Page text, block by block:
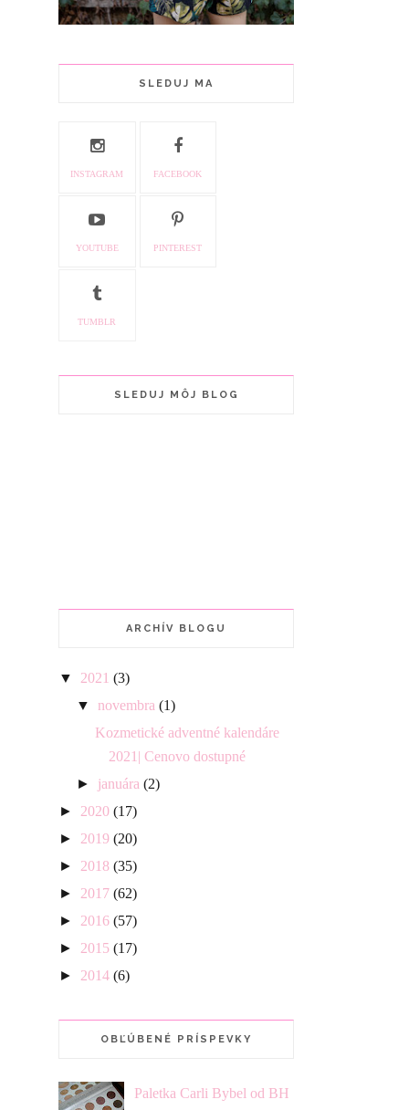
SLEDUJ MA
INSTAGRAM FACEBOOK
YOUTUBE PINTEREST
TUMBLR
SLEDUJ MÔJ BLOG
ARCHÍV BLOGU
▼ 2021 (3)
▼
novembra (1)
Kozmetické adventné kalendáre
2021| Cenovo dostupné
► januára (2)
► 2020 (17)
► 2019 (20)
► 2018 (35)
► 2017 (62)
► 2016 (57)
► 2015 (17)
► 2014 (6)
OBĽÚBENÉ PRÍSPEVKY
Paletka Carli Bybel od BH